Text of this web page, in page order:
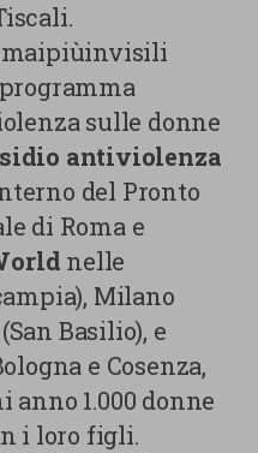
sulle donne
antiviolenza
del Pronto
di Roma e
nelle
Milano
Basilio), e
e Cosenza,
anno 1.000 donne
i loro figli.